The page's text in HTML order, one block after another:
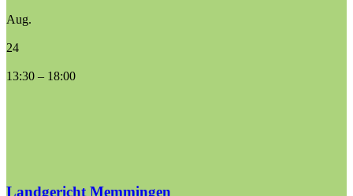
Aug.
24
13:30 – 18:00
Landgericht Memmingen